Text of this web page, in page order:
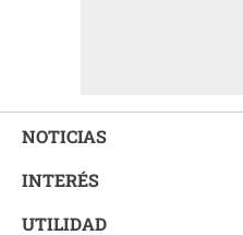
NOTICIAS
INTERÉS
UTILIDAD